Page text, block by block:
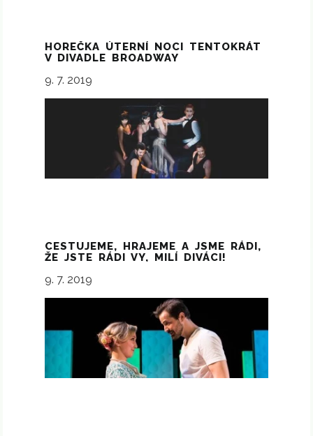
HOREČKA ÚTERNÍ NOCI TENTOKRÁT
V DIVADLE BROADWAY
9. 7. 2019
CESTUJEME, HRAJEME A JSME RÁDI,
ŽE JSTE RÁDI VY, MILÍ DIVÁCI!
9. 7. 2019